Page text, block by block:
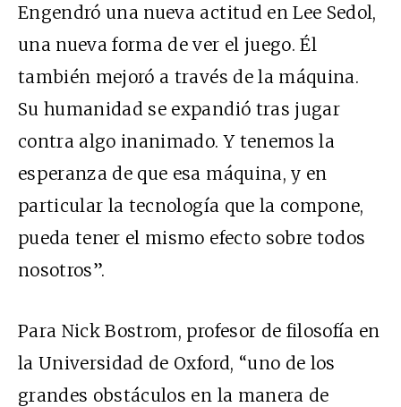
Engendró una nueva actitud en Lee Sedol,
una nueva forma de ver el juego. Él
también mejoró a través de la máquina.
Su humanidad se expandió tras jugar
contra algo inanimado. Y tenemos la
esperanza de que esa máquina, y en
particular la tecnología que la compone,
pueda tener el mismo efecto sobre todos
nosotros”.
Para Nick Bostrom, profesor de filosofía en
la Universidad de Oxford, “uno de los
grandes obstáculos en la manera de